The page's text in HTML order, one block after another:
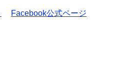
Facebook公式ページ